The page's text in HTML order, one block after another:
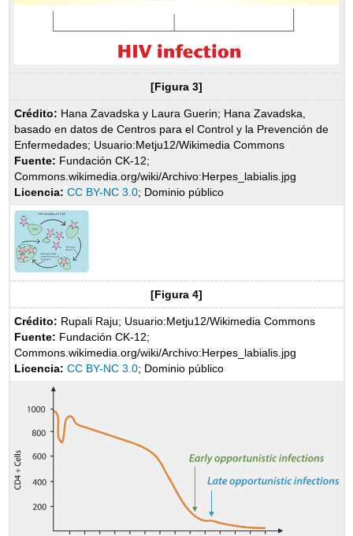
[Figura 3]
Crédito: Hana Zavadska y Laura Guerin; Hana Zavadska,
basado en datos de Centros para el Control y la Prevención de
Enfermedades; Usuario:Metju12/Wikimedia Commons
Fuente: Fundación CK-12;
Commons.wikimedia.org/wiki/Archivo:Herpes_labialis.jpg
Licencia: CC BY-NC 3.0; Dominio público
[Figura 4]
Crédito: Rupali Raju; Usuario:Metju12/Wikimedia Commons
Fuente: Fundación CK-12;
Commons.wikimedia.org/wiki/Archivo:Herpes_labialis.jpg
Licencia: CC BY-NC 3.0; Dominio público